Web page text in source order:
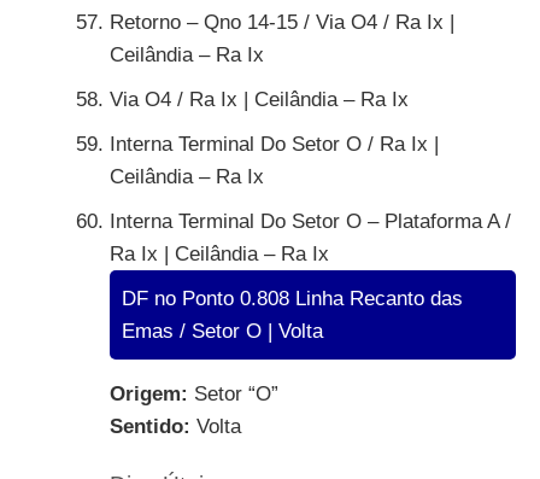
Retorno – Qno 14-15 / Via O4 / Ra Ix |
Ceilândia – Ra Ix
Via O4 / Ra Ix | Ceilândia – Ra Ix
Interna Terminal Do Setor O / Ra Ix |
Ceilândia – Ra Ix
Interna Terminal Do Setor O – Plataforma A /
Ra Ix | Ceilândia – Ra Ix
DF no Ponto 0.808 Linha Recanto das
Emas / Setor O | Volta
Origem: Setor “O”
Sentido: Volta